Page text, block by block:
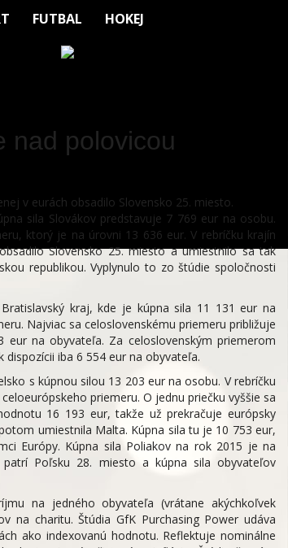
FUTBAL HOKEJ
nad polovicou
v eurách obsadilo Slovensko 25. miesto.
sila Slovákov predstavuje 7 769 eur na osobu.
ktorý je na úrovni 13 636 eur. V rebríčku krajín
Slovensko 25. miesto a umiestnilo sa tak
republikou. Vyplynulo to zo štúdie spoločnosti
kraj, kde je kúpna sila 11 131 eur na
Najviac sa celoslovenskému priemeru približuje
na obyvateľa. Za celoslovenským priemerom
iba 6 554 eur na obyvateľa.
s kúpnou silou 13 203 eur na osobu. V rebríčku
priemeru. O jednu priečku vyššie sa
16 193 eur, takže už prekračuje európsky
umiestnila Malta. Kúpna sila tu je 10 753 eur,
Európy. Kúpna sila Poliakov na rok 2015 je na
Poľsku 28. miesto a kúpna sila obyvateľov
na jedného obyvateľa (vrátane akýchkoľvek
na charitu. Štúdia GfK Purchasing Power udáva
ako indexovanú hodnotu. Reflektuje nominálne